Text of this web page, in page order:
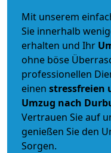
Mit unserem
Sie innerhalb
erhalten und Ihr
ohne böse
professionellen
einen stressfreien
Umzug nach
Vertrauen Sie auf
genießen Sie den
Sorgen.